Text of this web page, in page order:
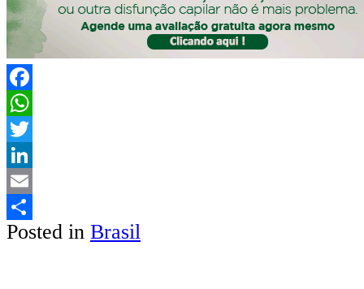
Facebook
WhatsApp
Twitter
LinkedIn
Email
Share
Posted in Brasil